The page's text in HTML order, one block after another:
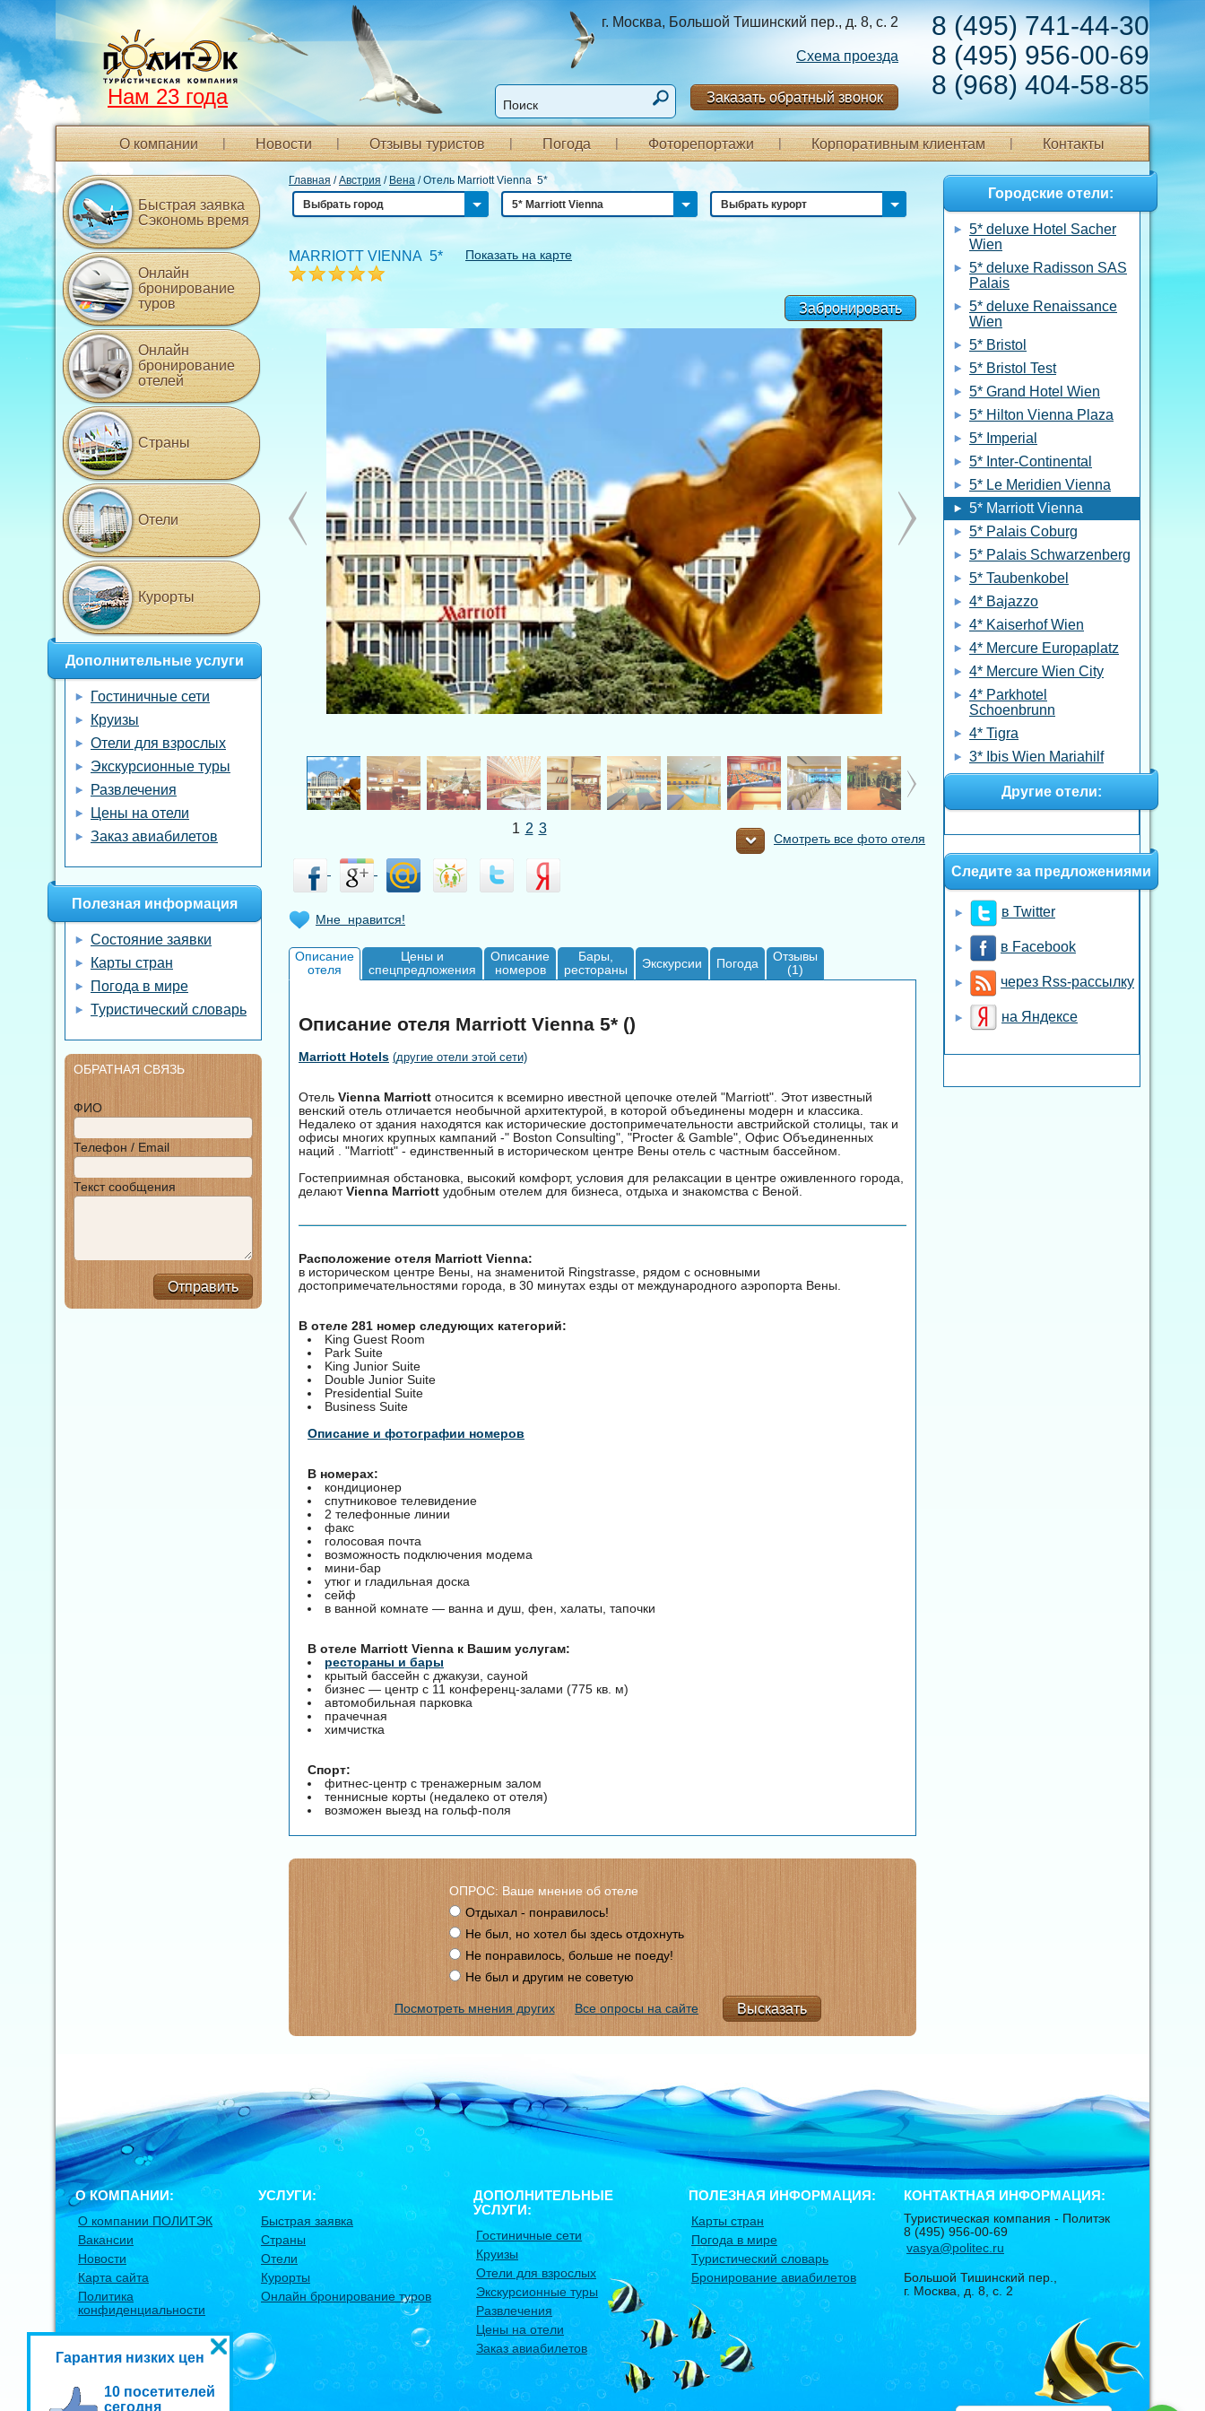
8 (495) 741-44-30
8 (495) 956-00-69
8 (968) 404-58-85
г. Москва, Большой Тишинский пер., д. 8, с. 2
Схема проезда
Заказать обратный звонок
Нам 23 года
О компании Новости Отзывы туристов Погода Фоторепортажи Корпоративным клиентам Контакты
Главная /Австрия /Вена /Отель Marriott Vienna 5*
Выбрать город
5* Marriott Vienna Выбрать курорт
MARRIOTT VIENNA 5* Показать на карте
Забронировать
Смотреть все фото отеля
1 2 3
Мне нравится!
Описание
отеля
Цены и
спецпредложения
Описание
номеров
Бары,
рестораны
Экскурсии Погода
Отзывы
(1)
Описание отеля Marriott Vienna 5* ()
Marriott Hotels (другие отели этой сети)
Отель Vienna Marriott относится к всемирно ивестной цепочке отелей "Marriott". Этот известный
венский отель отличается необычной архитектурой, в которой объединены модерн и классика.
Недалеко от здания находятся как исторические достопримечательности австрийской столицы, так и
офисы многих крупных кампаний -" Boston Consulting", "Procter & Gamble", Офис Объединенных
наций . "Marriott" - единственный в историческом центре Вены отель с частным бассейном.
Гостеприимная обстановка, высокий комфорт, условия для релаксации в центре оживленного города,
делаютVienna Marriott удобным отелем для бизнеса, отдыха и знакомства с Веной.
Расположение отеля Marriott Vienna:
в историческом центре Вены, на знаменитой Ringstrasse, рядом с основными
достопримечательностями города, в 30 минутах езды от международного аэропорта Вены.
В отеле 281 номер следующих категорий:
King Guest Room
Park Suite
King Junior Suite
Double Junior Suite
Presidential Suite
Business Suite
Описание и фотографии номеров
В номерах:
кондиционер
спутниковое телевидение
2 телефонные линии
факс
голосовая почта
возможность подключения модема
мини-бар
утюг и гладильная доска
сейф
в ванной комнате — ванна и душ, фен, халаты, тапочки
B отеле Marriott Vienna к Вашим услугам:
рестораны и бары
крытый бассейн с джакузи, сауной
бизнес — центр с 11 конференц-залами (775 кв. м)
автомобильная парковка
прачечная
химчистка
Спорт:
фитнес-центр с тренажерным залом
теннисные корты (недалеко от отеля)
возможен выезд на гольф-поля
ОПРОС: Ваше мнение об отеле
Отдыхал - понравилось!
Не был, но хотел бы здесь отдохнуть
Не понравилось, больше не поеду!
Не был и другим не советую
Посмотреть мнения других Все опросы на сайте
Быстрая заявка
Сэкономь время
Онлайн
бронирование
туров
Онлайн
бронирование
отелей
Страны
Отели
Курорты
Дополнительные услуги
Гостиничные сети
Круизы
Отели для взрослых
Экскурсионные туры
Развлечения
Цены на отели
Заказ авиабилетов
Полезная информация
Состояние заявки
Карты стран
Погода в мире
Туристический словарь
ОБРАТНАЯ СВЯЗЬ
ФИО
Телефон / Email
Текст сообщения
Отправить
Городские отели:
5* deluxe Hotel Sacher
Wien
5* deluxe Radisson SAS
Palais
5* deluxe Renaissance
Wien
5* Bristol
5* Bristol Test
5* Grand Hotel Wien
5* Hilton Vienna Plaza
5* Imperial
5* Inter-Continental
5* Le Meridien Vienna
5* Marriott Vienna
5* Palais Coburg
5* Palais Schwarzenberg
5* Taubenkobel
4* Bajazzo
4* Kaiserhof Wien
4* Mercure Europaplatz
4* Mercure Wien City
4* Parkhotel
Schoenbrunn
4* Tigra
3* Ibis Wien Mariahilf
Другие отели:
Следите за предложениями
в Twitter
в Facebook
через Rss-рассылку
на Яндексе
О КОМПАНИИ:
О компании ПОЛИТЭК
Вакансии
Новости
Карта сайта
Политика
конфиденциальности
УСЛУГИ:
Быстрая заявка
Страны
Отели
Курорты
Онлайн бронирование туров
ДОПОЛНИТЕЛЬНЫЕ
УСЛУГИ:
Гостиничные сети
Круизы
Отели для взрослых
Экскурсионные туры
Развлечения
Цены на отели
Заказ авиабилетов
ПОЛЕЗНАЯ ИНФОРМАЦИЯ:
Карты стран
Погода в мире
Туристический словарь
Бронирование авиабилетов
КОНТАКТНАЯ ИНФОРМАЦИЯ:
Туристическая компания - Политэк
8 (495) 956-00-69
vasya@politec.ru
Большой Тишинский пер.,
г. Москва
д. 8, с. 2
Гарантия низких цен
10 посетителей
сегодня